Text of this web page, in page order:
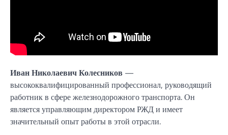
Иван Николаевич Колесников —
высококвалифицированный профессионал, руководящий
работник в сфере железнодорожного транспорта. Он
является управляющим директором РЖД и имеет
значительный опыт работы в этой отрасли.